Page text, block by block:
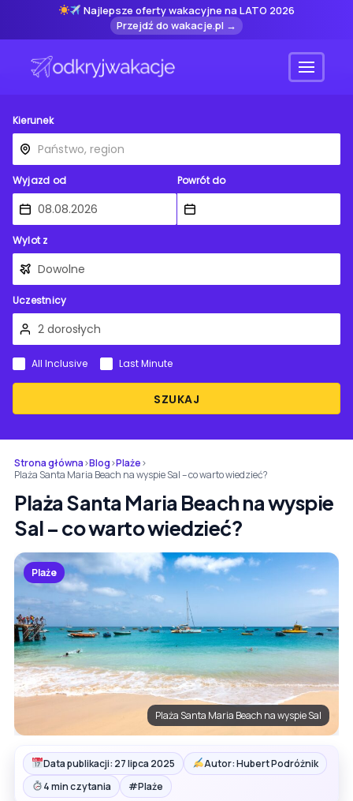
Najlepsze oferty wakacyjne na LATO 2026
Przejdź do wakacje.pl →
Menu
Kierunek
Wyjazd od Powrót do
Wylot z
Uczestnicy
SZUKAJ
All Inclusive Last Minute
Strona główna›Blog›Plaże›
Plaża Santa Maria Beach na wyspie Sal – co warto wiedzieć?
Plaża Santa Maria Beach na wyspie
Sal – co warto wiedzieć?
Plaże
Plaża Santa Maria Beach na wyspie Sal
Data publikacji: 27 lipca 2025
Autor: Hubert Podróżnik
4 min czytania
#Plaże